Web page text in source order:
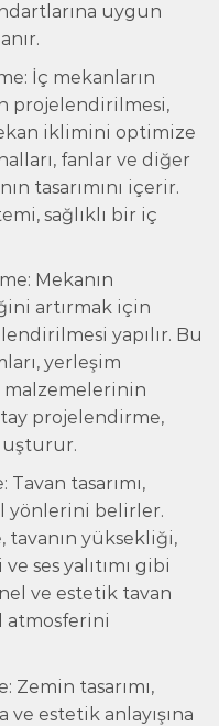
uygun
İç mekanların
projelendirilmesi,
iklimini optimize
fanlar ve diğer
tasarımını içerir.
sağlıklı bir iç
Mekanın
artırmak için
yapılır. Bu
yerleşim
projelendirme,
tasarımı,
yönlerini belirler.
tavanın yüksekliği,
ses yalıtımı gibi
ve estetik tavan
atmosferini
Zemin tasarımı,
ve estetik anlayışına